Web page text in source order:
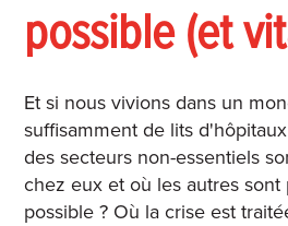
possible (et
Et si nous vivions dans un
suffisamment de lits
des secteurs non-essentiels
chez eux et où les autres
possible ? Où la crise est